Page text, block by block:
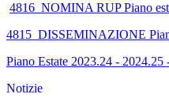
4816_NOMINA RUP Piano
4815_DISSEMINAZIONE
Piano Estate 2023.24 - 2024.25
Notizie